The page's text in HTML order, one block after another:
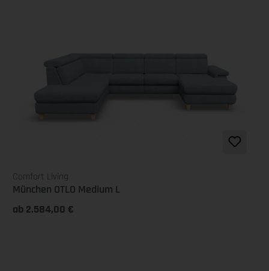
Comfort Living
München OTLO Medium L
ab 2.584,00 €